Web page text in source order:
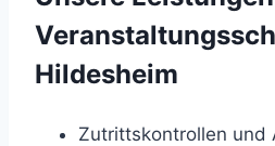
Hildesheim
Zutrittskontrollen und